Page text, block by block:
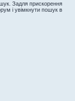
Задля прискорення
і увімкнути пошук в